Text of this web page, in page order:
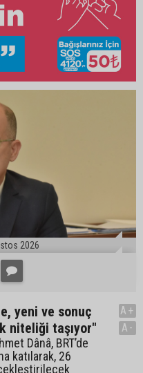
2026
yeni ve sonuç
niteliği taşıyor"
Dânâ, BRT’de
katılarak, 26
A+
A-